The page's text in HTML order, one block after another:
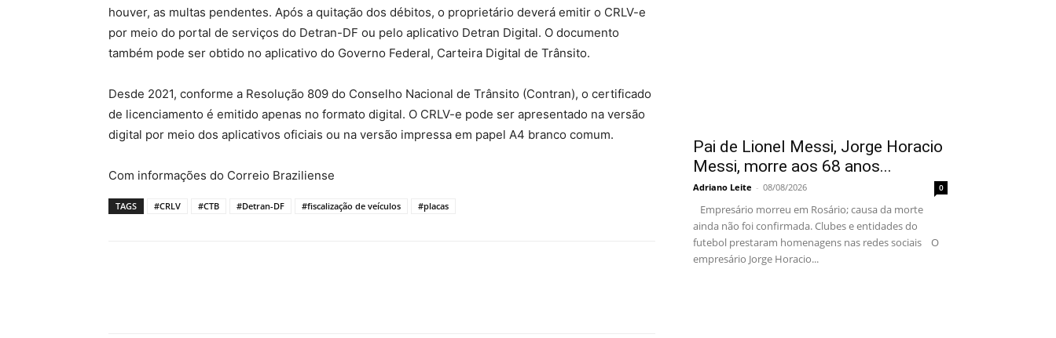
houver, as multas pendentes. Após a quitação dos débitos, o proprietário deverá emitir o CRLV-e
por meio do portal de serviços do Detran-DF ou pelo aplicativo Detran Digital. O documento
também pode ser obtido no aplicativo do Governo Federal, Carteira Digital de Trânsito.
Desde 2021, conforme a Resolução 809 do Conselho Nacional de Trânsito (Contran), o certificado
de licenciamento é emitido apenas no formato digital. O CRLV-e pode ser apresentado na versão
digital por meio dos aplicativos oficiais ou na versão impressa em papel A4 branco comum.
Com informações do Correio Braziliense
TAGS #CRLV #CTB #Detran-DF #fiscalização de veículos #placas
Pai de Lionel Messi, Jorge Horacio
Messi, morre aos 68 anos...
Adriano Leite - 08/08/2026 0
Empresário morreu em Rosário; causa da morte
ainda não foi confirmada. Clubes e entidades do
futebol prestaram homenagens nas redes sociais O
empresário Jorge Horacio...